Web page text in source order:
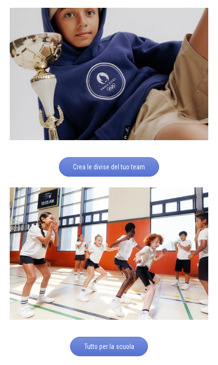
Crea le divise del tuo team
Tutto per la scuola